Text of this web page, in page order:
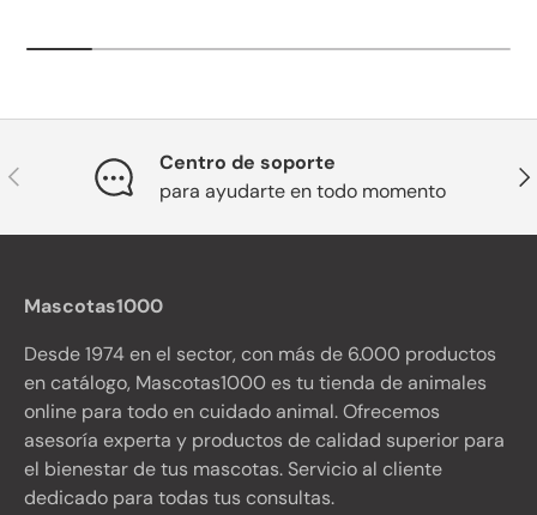
Anterior
Centro de soporte
para ayudarte en todo momento
Mascotas1000
Desde 1974 en el sector, con más de 6.000 productos
en catálogo, Mascotas1000 es tu tienda de animales
online para todo en cuidado animal. Ofrecemos
asesoría experta y productos de calidad superior para
el bienestar de tus mascotas. Servicio al cliente
dedicado para todas tus consultas.